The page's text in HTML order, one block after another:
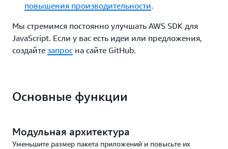
повышения производительности.
Мы стремимся постоянно улучшать AWS SDK для
JavaScript. Если у вас есть идеи или предложения,
создайте запрос на сайте GitHub.
Основные функции
Модульная архитектура
Уменьшите размер пакета приложений и повысьте их